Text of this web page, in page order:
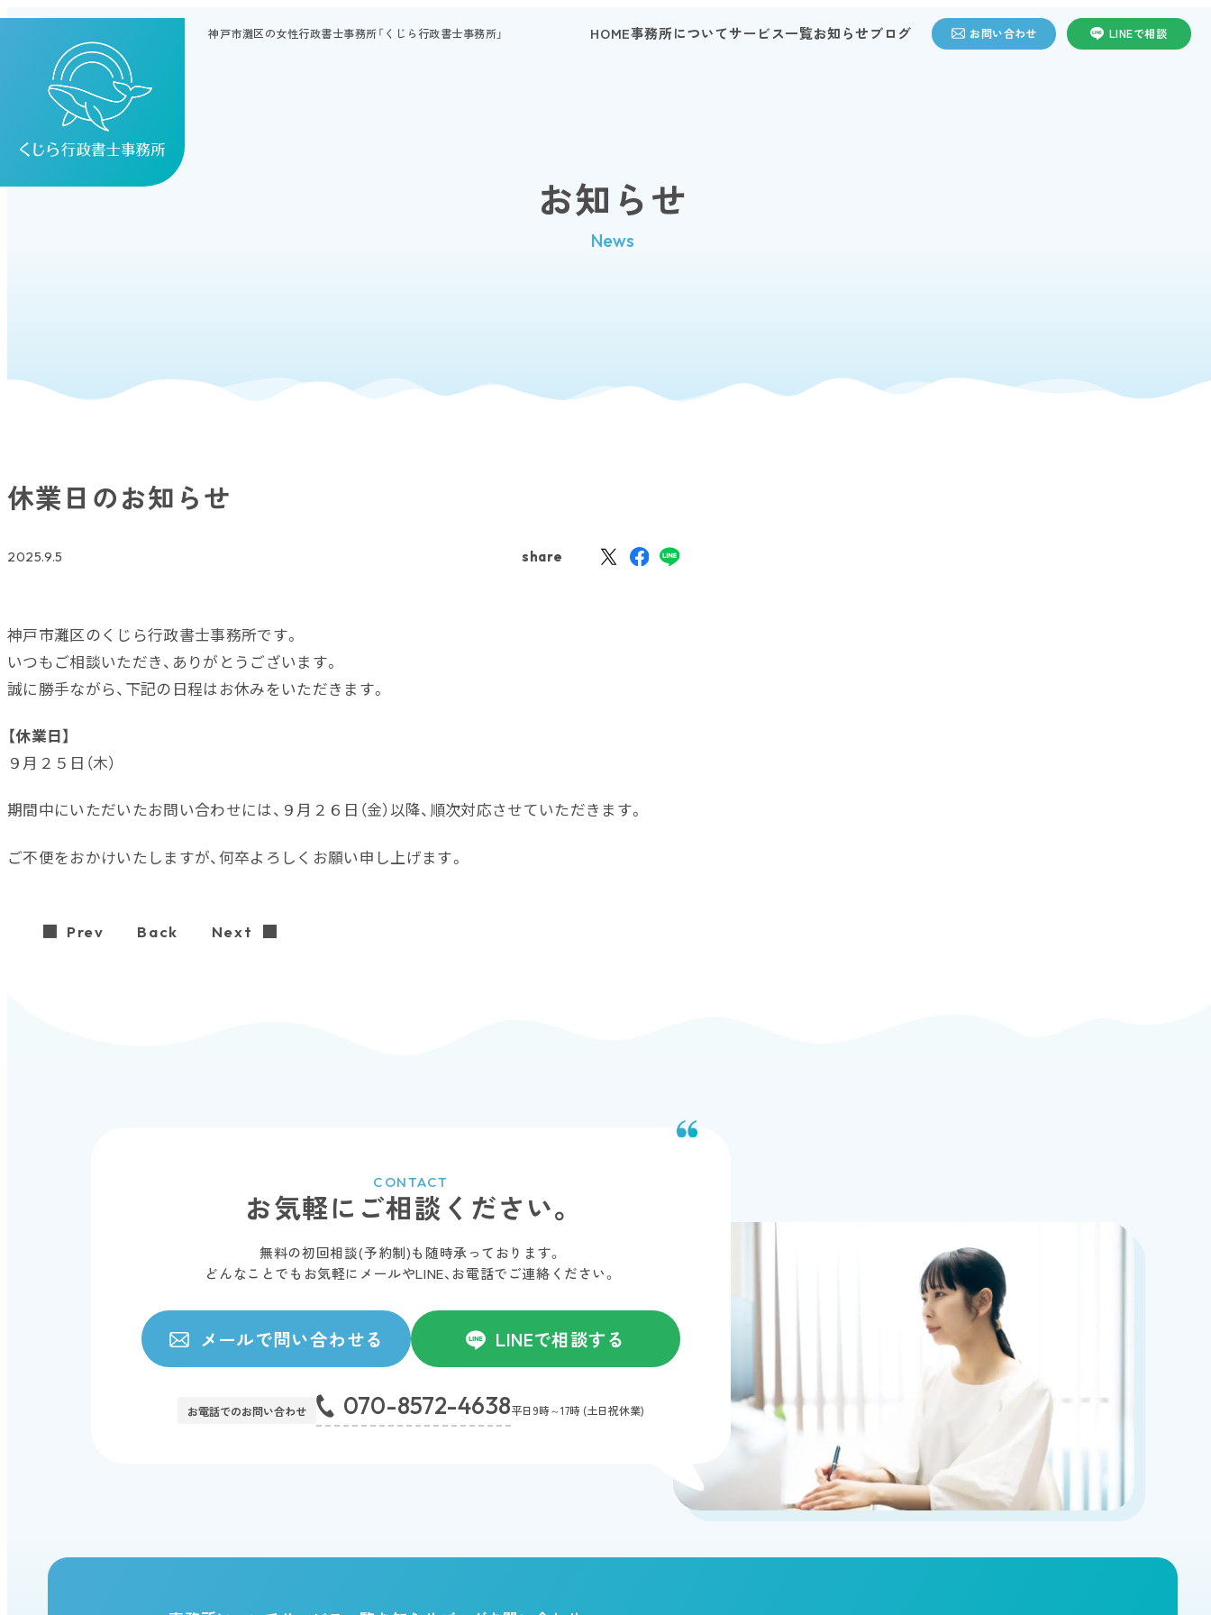
神戸市灘区の女性行政書士事務所「くじら行政書士事務所」 HOME事務所についてサービス一覧お知らせブログ お問い合わせ LINEで相談
お知らせ
News
休業日のお知らせ
2025.9.5 share
神戸市灘区のくじら行政書士事務所です。
いつもご相談いただき、ありがとうございます。
誠に勝手ながら、下記の日程はお休みをいただきます。
【休業日】
９月２５日（木）
期間中にいただいたお問い合わせには、９月２６日（金）以降、順次対応させていただきます。
ご不便をおかけいたしますが、何卒よろしくお願い申し上げます。
Prev Back Next
CONTACT
お気軽にご相談ください。
無料の初回相談(予約制)も随時承っております。
どんなことでもお気軽にメールやLINE、 お電話でご連絡ください。
メールで問い合わせる LINEで相談する
お電話でのお問い合わせ 070-8572-4638平日9時～17時 (土日祝休業)